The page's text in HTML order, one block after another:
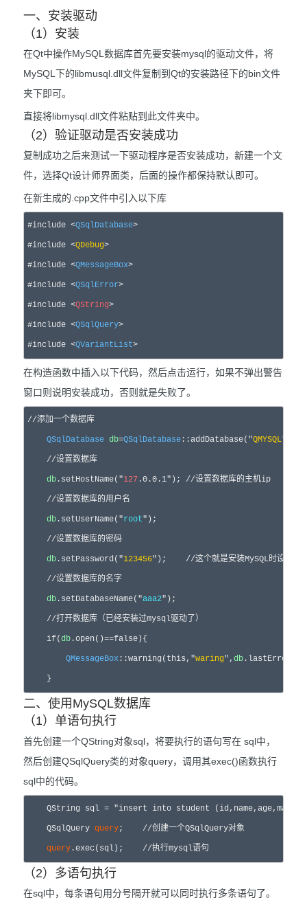
一、安装驱动
（1）安装
在Qt中操作MySQL数据库首先要安装mysql的驱动文件，将
MySQL下的libmusql.dll文件复制到Qt的安装路径下的bin文件
夹下即可。
直接将libmysql.dll文件粘贴到此文件夹中。
（2）验证驱动是否安装成功
复制成功之后来测试一下驱动程序是否安装成功，新建一个文
件，选择Qt设计师界面类，后面的操作都保持默认即可。
在新生成的.cpp文件中引入以下库
#include <QSqlDatabase>
#include <QDebug>
#include <QMessageBox>
#include <QSqlError>
#include <QString>
#include <QSqlQuery>
#include <QVariantList>
在构造函数中插入以下代码，然后点击运行，如果不弹出警告
窗口则说明安装成功，否则就是失败了。
//添加一个数据库
QSqlDatabase db=QSqlDatabase ::addDatabase("QMYSQL");
    //设置数据库
db .setHostName("127 .0.0.1"); //设置数据库的主机ip
    //设置数据库的用户名
db .setUserName("root");
    //设置数据库的密码
db .setPassword("123456");    //这个就是安装MySQL时设置的
    //设置数据库的名字
db .setDatabaseName("aaa2");
    //打开数据库（已经安装过mysql驱动了）
    if(
db .open()==false){
QMessageBox ::warning(this,"waring", db
    }
二、使用MySQL数据库
（1）单语句执行
首先创建一个QString对象sql，将要执行的语句写在 sql中，
然后创建QSqlQuery类的对象query，调用其exec()函数执行
sql中的代码。
QString sql = "insert into student (id,name,age,math) values
    QSqlQuery
query;	//创建一个QSqlQuery对象
query .exec(sql);    //执行mysql语句
（2）多语句执行
在sql中，每条语句用分号隔开就可以同时执行多条语句了。